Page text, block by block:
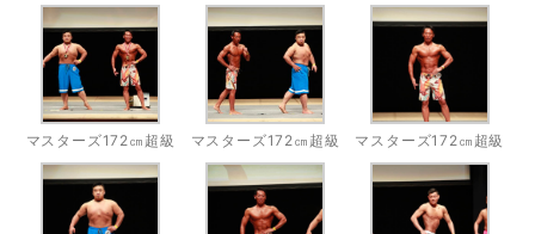
マスターズ172㎝超級 マスターズ172㎝超級 マスターズ172㎝超級